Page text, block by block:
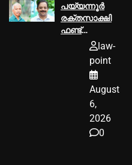
പയ്യന്നൂര്‍
രക്തസാക്ഷി
ഫണ്ട്
ആരോപണം,
മധുസൂദനൻ
എംഎല്‍എ വി
കുഞ്ഞികൃഷ്ണന്
നോട്ടീസ്
law-
point
August
6,
2026
0